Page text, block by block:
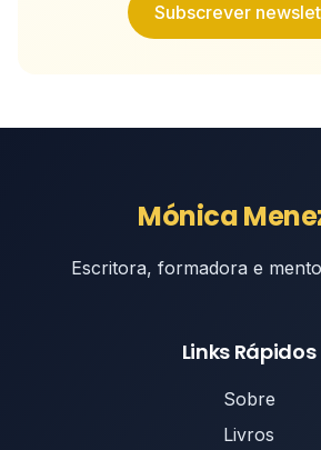
Subscrever
Mónica
Escritora, formadora e
Links Rápidos
Sobre
Livros